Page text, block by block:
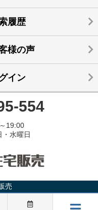
履歴
様の声
イン
554
19:00
・水曜日
売